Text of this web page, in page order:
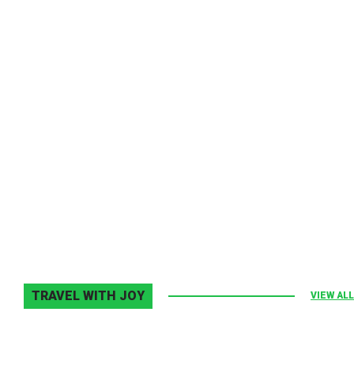
TRAVEL WITH JOY VIEW ALL